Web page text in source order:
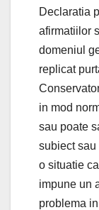
Declaratia
afirmatiilor
domeniul
replicat
in mod
sau poate
subiect sau
o situatie
impune un
problema